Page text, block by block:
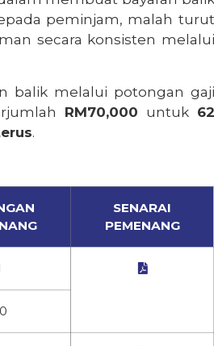
peminjam, malah turut
secara konsisten melalui
balik melalui potongan gaji
RM70,000 untuk 62
.
SENARAI
PEMENANG
